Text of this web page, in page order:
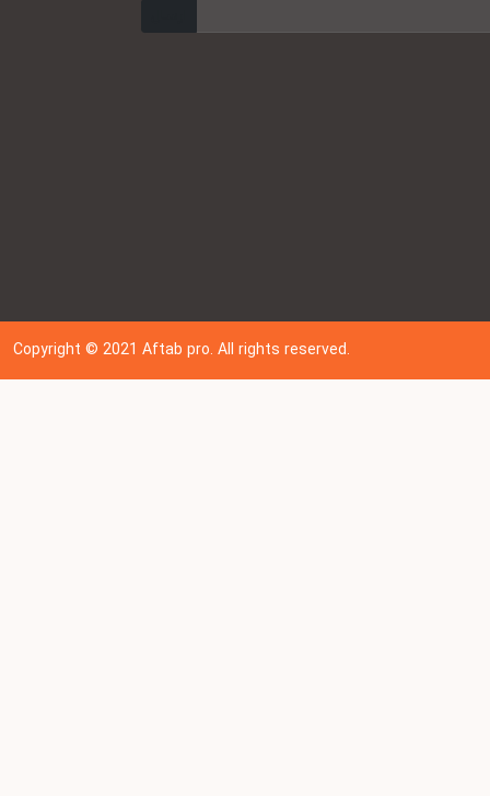
Copyright © 202 1Aftab pro. All rights reserved.